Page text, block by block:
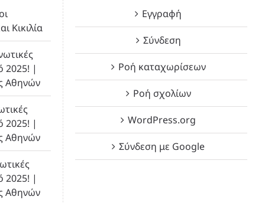
Κικιλία
2025! |
Αθηνών
2025! |
Αθηνών
2025! |
Αθηνών
Εγγραφή
Σύνδεση
Ροή καταχωρίσεων
Ροή σχολίων
WordPress.org
Σύνδεση με Google